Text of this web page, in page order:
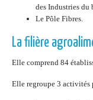
des Industries
Le Pôle Fibres.
La filière
Elle comprend 84
Elle regroupe 3 activités